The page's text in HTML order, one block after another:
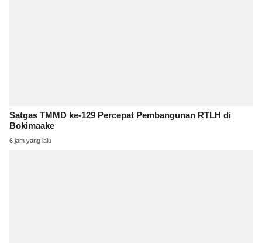
Satgas TMMD ke-129 Percepat Pembangunan RTLH di
Bokimaake
6 jam yang lalu